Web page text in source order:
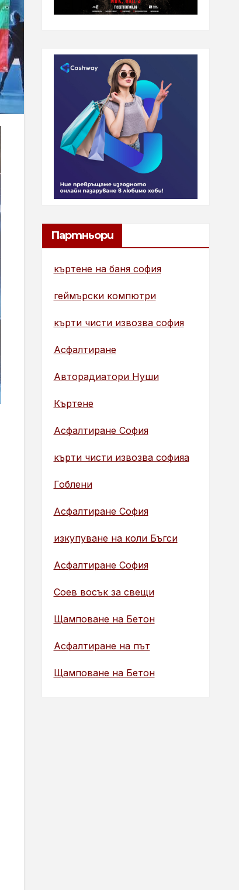
Партньори
къртене на баня софия
геймърски компютри
кърти чисти извозва софия
Асфалтиране
Авторадиатори Нуши
Къртене
Асфалтиране София
кърти чисти извозва софияа
Гоблени
Асфалтиране София
изкупуване на коли Бъгси
Асфалтиране София
Соев восък за свещи
Щамповане на Бетон
Асфалтиране на път
Щамповане на Бетон